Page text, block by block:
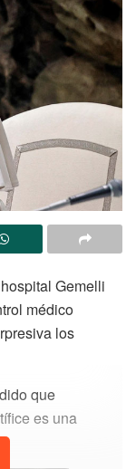
Gemelli
médico
los
que
es una